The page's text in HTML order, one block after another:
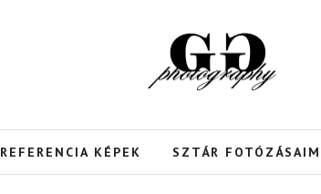
REFERENCIA KÉPEK SZTÁR FOTÓZÁSAIM